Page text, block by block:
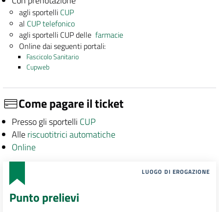
agli sportelli CUP
al CUP telefonico
agli sportelli CUP dellefarmacie
Online dai seguenti portali:
Fascicolo Sanitario
Cupweb
Come pagare il ticket
Presso gli sportelli CUP
Alleriscuotitrici automatiche
Online
LUOGO DI EROGAZIONE
Punto prelievi